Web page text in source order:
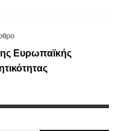
Ευρωπαϊκής